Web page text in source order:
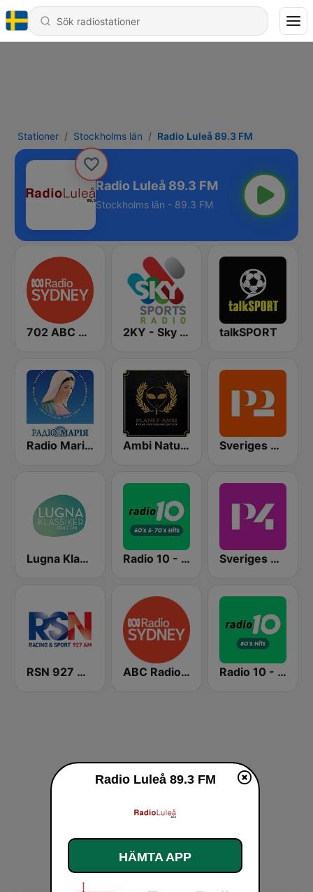
Stationer Stockholms län Radio Luleå 89.3 FM
Radio Luleå 89.3 FM
Stockholms län - 89.3 FM
702 ABC Sydney 2KY - Sky Sports Radio talkSPORT
Radio Maria Ukraine | Радіо Марія Ambi Nature Radio Sveriges Radio P2 Musik
Lugna Klassiker Radio 10 - 60s & 70s Hits Sveriges Radio P4 Malmöhus
RSN 927 AM ABC Radio Sydney Radio 10 - 80s Hits
Radio Luleå 89.3 FM
HÄMTA APP